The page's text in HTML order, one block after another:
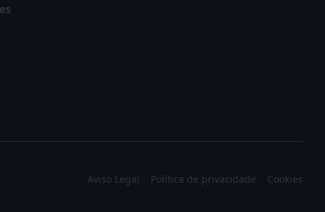
Aviso Legal Política de privacidade Cookies